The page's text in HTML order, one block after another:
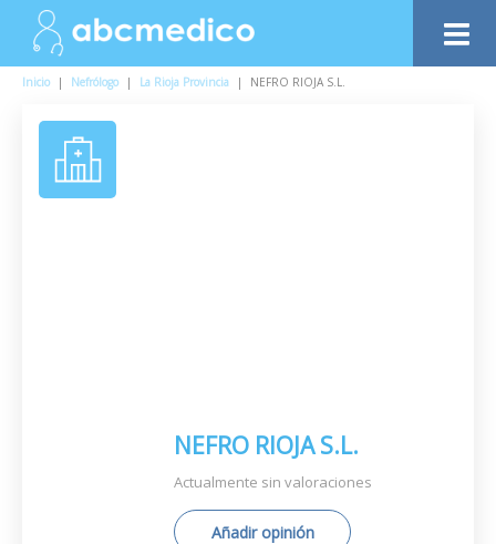
Inicio | Nefrólogo | La Rioja Provincia | NEFRO RIOJA S.L.
NEFRO RIOJA S.L.
Actualmente sin valoraciones
Añadir opinión